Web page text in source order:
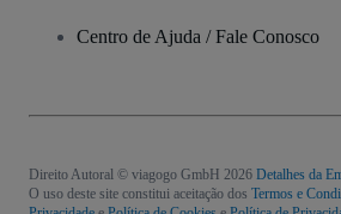
Centro de Ajuda / Fale Conosco
Direito Autoral © viagogo GmbH 2026 Detalhes da
O uso deste site constitui aceitação dos Termos e